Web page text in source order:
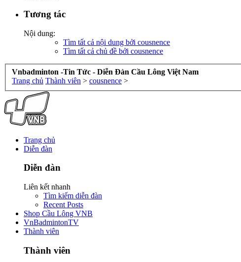
Tương tác
Nội dung:
Tìm tất cả nội dung bởi cousnence
Tìm tất cả chủ đề bởi cousnence
Vnbadminton -Tin Tức - Diễn Đàn Cầu Lông Việt Nam
Trang chủ Thành viên > cousnence >
Trang chủ
Diễn đàn
Diễn đàn
Liên kết nhanh
Tìm kiếm diễn đàn
Recent Posts
Shop Cầu Lông VNB
VnBadmintonTV
Thành viên
Thành viên